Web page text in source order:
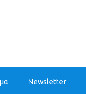
Newsletter